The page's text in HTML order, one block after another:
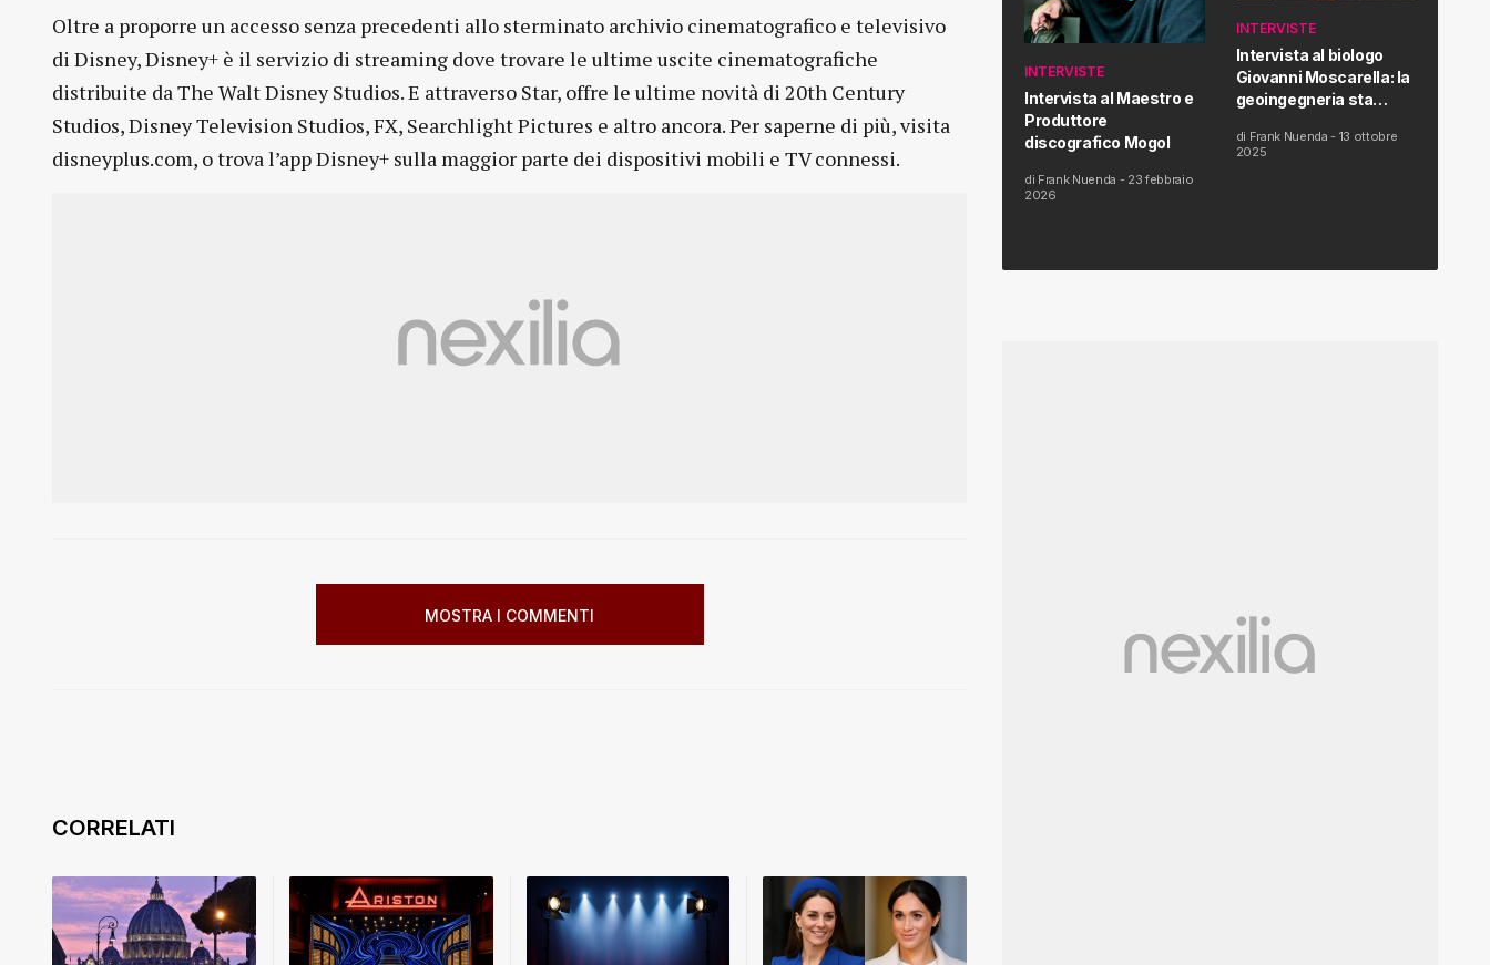
Oltre a proporre un accesso senza precedenti allo sterminato archivio cinematografico e televisivo
di Disney, Disney+ è il servizio di streaming dove trovare le ultime uscite cinematografiche
distribuite da The Walt Disney Studios. E attraverso Star, offre le ultime novità di 20th Century
Studios, Disney Television Studios, FX, Searchlight Pictures e altro ancora. Per saperne di più, visita
disneyplus.com, o trova l’app Disney+ sulla maggior parte dei dispositivi mobili e TV connessi.
MOSTRA I COMMENTI
INTERVISTE
Intervista al Maestro e
Produttore
discografico Mogol
di Frank Nuenda - 23 febbraio
2026
INTERVISTE
Intervista al biologo
Giovanni Moscarella: la
geoingegneria sta
salute dell’uomo
di Frank Nuenda - 13 ottobre
2025